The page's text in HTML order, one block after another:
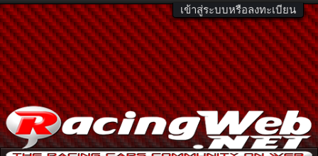
เข้าสู่ระบบหรือลงทะเบียน